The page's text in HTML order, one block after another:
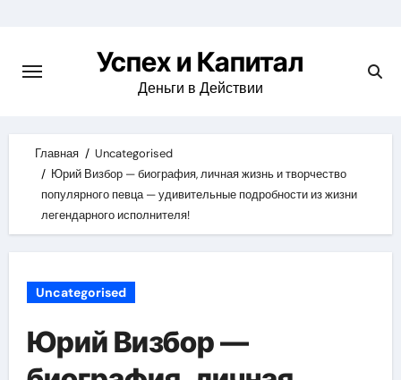
content
Успех и Капитал
Деньги в Действии
Главная
Uncategorised
Юрий Визбор — биография, личная жизнь и творчество
популярного певца — удивительные подробности из жизни
легендарного исполнителя!
Uncategorised
Юрий Визбор —